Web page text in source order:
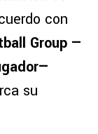
con
Group —
su